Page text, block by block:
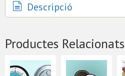
Descripció
Productes Relacionats